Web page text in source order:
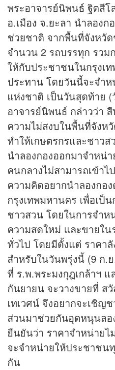
พระอาจารย์นิพนธ์ ฐิตสีโ
อ.เมือง จ.ยะลา นำลองก
ช่วยชาติ จากพื้นที่จังหวั
จำนวน 2 รถบรรทุก รวม
ให้กับประชาชนในกรุงเ
ประทาน โดยวันนี้จะจำ
แห่งชาติ เป็นวันสุดท้าย
อาจารย์นิพนธ์ กล่าวว่า
ความไม่สงบในพื้นที่จังห
ทำให้เกษตรกรและชาว
นำลองกองออกมาจำหน่
คนกลางไม่สามารถเข้า
ความคิดอยากนำลองกอ
กรุงเทพมหานคร เพื่อเป็
ชาวสวน โดยในการจำห
ความสดใหม่ และขายใน
ทั่วไป โดยมีตั้งแต่ ราคา
สำหรับในวันพรุ่งนี้ (9 ก.
ที่ ร.พ.พระมงกุฎเกล้าฯ แ
กันยายน จะวางขายที่ ส
เทเวศน์ จึงอยากจะเชิ
ส่วนมาช่วยกันอุดหนุนลอ
ยืนยันว่า ราคาจำหน่าย
จะจำหน่ายให้ประชาชน
กัน